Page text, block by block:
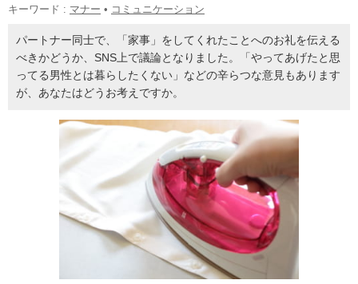
キーワード : マナー • コミュニケーション
パートナー同士で、「家事」をしてくれたことへのお礼を伝える
べきかどうか、SNS上で議論となりました。「やってあげたと思
ってる男性とは暮らしたくない」などの辛らつな意見もあります
が、あなたはどうお考えですか。